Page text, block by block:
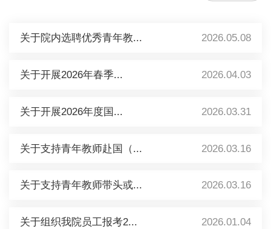
关于院内选聘优秀青年教... 2026.05.08
关于开展2026年春季... 2026.04.03
关于开展2026年度国... 2026.03.31
关于支持青年教师赴国（... 2026.03.16
关于支持青年教师带头或... 2026.03.16
关于组织我院员工报考2... 2026.01.04